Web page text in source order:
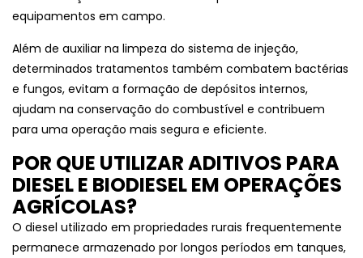
equipamentos em campo.
Além de auxiliar na limpeza do sistema de injeção,
determinados tratamentos também combatem bactérias
e fungos, evitam a formação de depósitos internos,
ajudam na conservação do combustível e contribuem
para uma operação mais segura e eficiente.
POR QUE UTILIZAR ADITIVOS PARA
DIESEL E BIODIESEL EM OPERAÇÕES
AGRÍCOLAS?
O diesel utilizado em propriedades rurais frequentemente
permanece armazenado por longos períodos em tanques,